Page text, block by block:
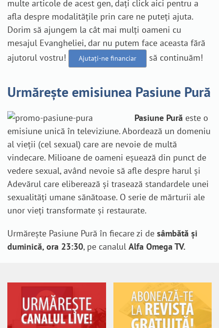
multe articole de acest gen, dați click aici pentru a
afla despre modalitățile prin care ne puteți ajuta.
Dorim să ajungem la cât mai mulți oameni cu
mesajul Evangheliei, dar nu putem face aceasta fără
ajutorul vostru!
Ajutați-ne financiar să continuăm!
Urmărește emisiunea Pasiune Pură
Pasiune Pură este o
emisiune unică în televiziune. Abordează un domeniu
al vieții (cel sexual) care are nevoie de multă
vindecare. Milioane de oameni eșuează din punct de
vedere sexual, având nevoie să afle despre harul și
Adevărul care eliberează și trasează standardele unei
sexualități umane sănătoase. O serie de mărturii ale
unor vieți transformate și restaurate.
Urmărește Pasiune Pură în fiecare zi de sâmbătă și
duminică, ora 23:30, pe canalul Alfa Omega TV.